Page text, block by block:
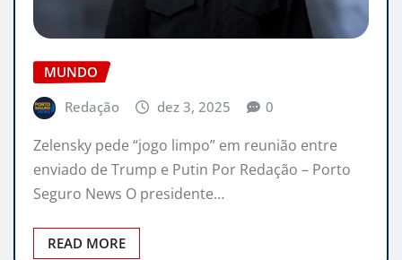
MUNDO
Redação
dez 3, 2025 0
Zelensky pede “jogo limpo” em reunião entre
enviado de Trump e Putin Por Redação – Porto
Seguro News O presidente…
READ MORE